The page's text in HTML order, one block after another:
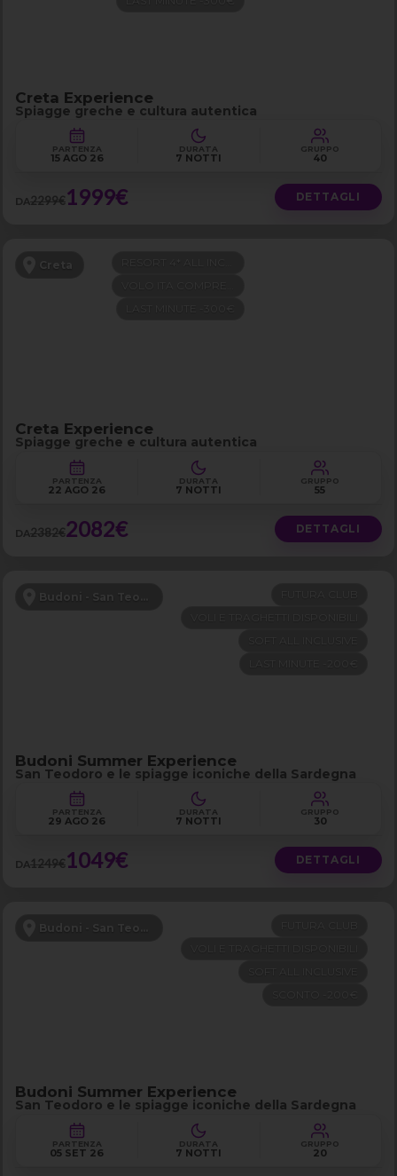
Creta Experience
Spiagge greche e cultura autentica
PARTENZA
15 AGO 26
DURATA
7 NOTTI
GRUPPO
40
DA2299€1999€ DETTAGLI
Creta
Creta Experience
Spiagge greche e cultura autentica
PARTENZA
22 AGO 26
DURATA
7 NOTTI
GRUPPO
55
DA2382€2082€ DETTAGLI
Budoni - San Teodoro
Budoni Summer Experience
San Teodoro e le spiagge iconiche della Sardegna
PARTENZA
29 AGO 26
DURATA
7 NOTTI
GRUPPO
30
DA1249€1049€ DETTAGLI
Budoni - San Teodoro
Budoni Summer Experience
San Teodoro e le spiagge iconiche della Sardegna
PARTENZA
05 SET 26
DURATA
7 NOTTI
GRUPPO
20